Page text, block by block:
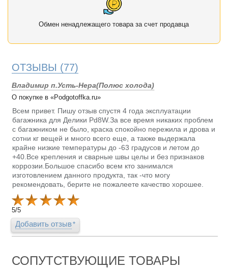
Обмен ненадлежащего товара за счет продавца
ОТЗЫВЫ (77)
Владимир п.Усть-Нера(Полюс холода)
О покупке в «Podgotoffka.ru»
Всем привет. Пишу отзыв спустя 4 года эксплуатации
багажника для Делики Pd8W.За все время никаких проблем
с багажником не было, краска спокойно пережила и дрова и
сотни кг вещей и много всего еще, а также выдержала
крайне низкие температуры до -63 градусов и летом до
+40.Все крепления и сварные швы целы и без признаков
коррозии.Большое спасибо всем кто занимался
изготовлением данного продукта, так -что могу
рекомендовать, берите не пожалеете качество хорошее.
5/5
Добавить отзыв
СОПУТСТВУЮЩИЕ ТОВАРЫ